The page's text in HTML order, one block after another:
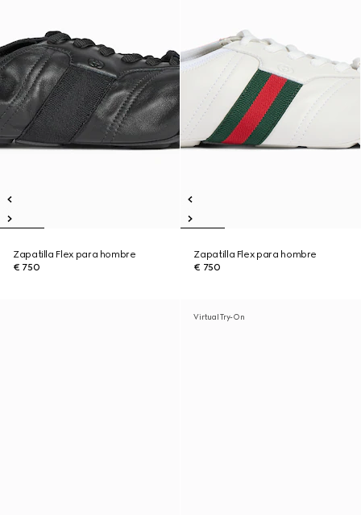
Zapatilla Flex para hombre
€ 750
Zapatilla Flex para hombre
€ 750
Virtual Try-On